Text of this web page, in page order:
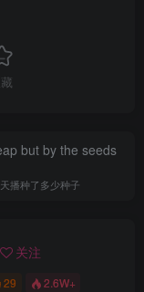
but by the seeds
播种了多少种子
关注
29 2.6W+